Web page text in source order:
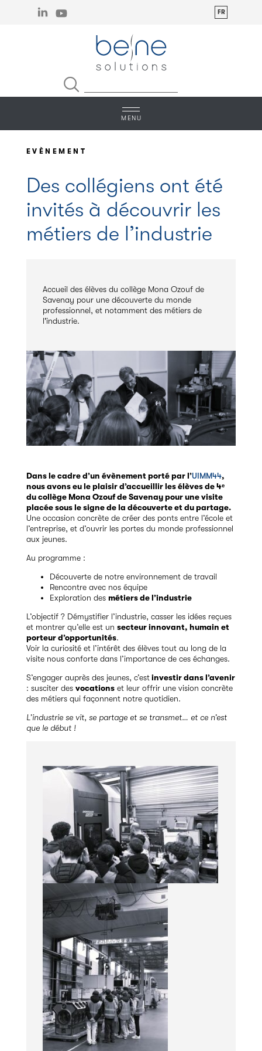
Linkedin
EVÈNEMENT
Des collégiens ont été
invités à découvrir les
métiers de l’industrie
Accueil des élèves du collège Mona Ozouf de
Savenay pour une découverte du monde
professionnel, et notamment des métiers de
l'industrie.
Dans le cadre d’un évènement porté par l’UIMM44,
nous avons eu le plaisir d’accueillir les élèves de 4ᵉ
du collège Mona Ozouf de Savenay pour une visite
placée sous le signe de la découverte et du partage.
Une occasion concrète de créer des ponts entre l’école et
l’entreprise, et d’ouvrir les portes du monde professionnel
aux jeunes.
Au programme :
Découverte de notre environnement de travail
Rencontre avec nos équipe
Exploration des métiers de l’industrie
L’objectif ? Démystifier l’industrie, casser les idées reçues
et montrer qu’elle est un secteur innovant, humain et
porteur d’opportunités.
Voir la curiosité et l’intérêt des élèves tout au long de la
visite nous conforte dans l’importance de ces échanges.
S’engager auprès des jeunes, c’estinvestir dans l’avenir
: susciter des vocationset leur offrir une vision concrète
des métiers qui façonnent notre quotidien.
L’industrie se vit, se partage et se transmet… et ce n’est
que le début !